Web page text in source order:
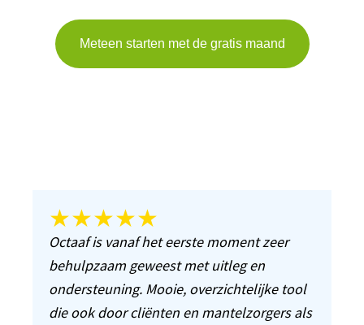
Meteen starten met de gratis maand
★★★★★
Octaaf is vanaf het eerste moment zeer
behulpzaam geweest met uitleg en
ondersteuning. Mooie, overzichtelijke tool
die ook door cliënten en mantelzorgers als